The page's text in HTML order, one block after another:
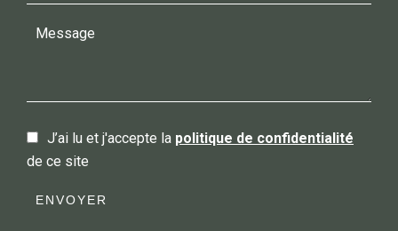
J’ai lu et j'accepte la politique de confidentialité
de ce site
ENVOYER